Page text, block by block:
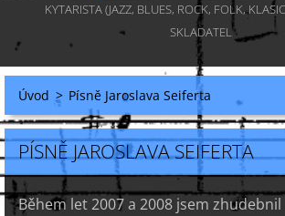
KYTARISTA (JAZZ, BLUES, ROCK, FOLK,
SKLADATEL
Úvod > Písně Jaroslava Seiferta
PÍSNĚ JAROSLAVA SEIFERTA
Během let 2007 a 2008 jsem